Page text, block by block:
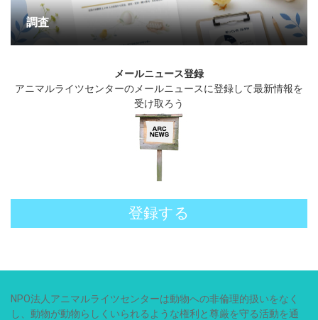
調査
メールニュース登録
アニマルライツセンターのメールニュースに登録して最新情報を
受け取ろう
登録する
NPO法人アニマルライツセンターは動物への非倫理的扱いをなく
し、動物が動物らしくいられるような権利と尊厳を守る活動を通